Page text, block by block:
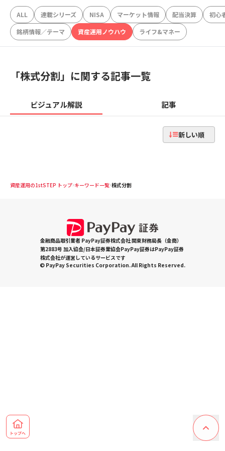
ALL 連載シリーズ NISA マーケット情報 配当決算
初心
銘柄情報／テーマ
資産運用ノウハウ ライフ&マネー
「株式分割」に関する記事一覧
ビジュアル解説 記事
新しい順
資産運用の1stSTEP トップ キーワード一覧 株式分割
金融商品取引業者 PayPay証券株式会社 関東財務局長（金商）
第2883号 加入協会/日本証券業協会PayPay証券はPayPay証券
株式会社が運営しているサービスです
© PayPay Securities Corporation. All Rights Reserved.